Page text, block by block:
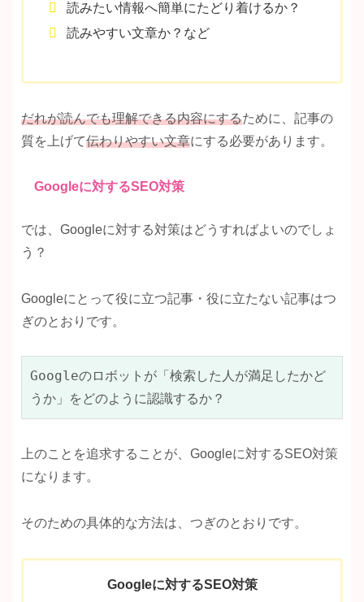
読みたい情報へ簡単にたどり着けるか？
読みやすい文章か？など
だれが読んでも理解できる内容にするために、記事の
質を上げて伝わりやすい文章にする必要があります。
Googleに対するSEO対策
では、Googleに対する対策はどうすればよいのでしょ
う？
Googleにとって役に立つ記事・役に立たない記事はつ
ぎのとおりです。
Googleのロボットが「検索した人が満足したかど
うか」をどのように認識するか？
上のことを追求することが、Googleに対するSEO対策
になります。
そのための具体的な方法は、つぎのとおりです。
Googleに対するSEO対策